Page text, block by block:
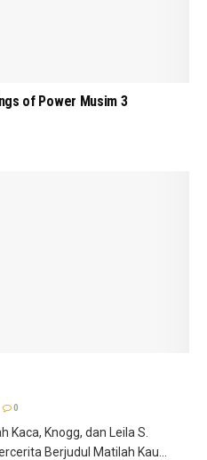
of Power Musim 3
0
Knogg, dan Leila S.
Berjudul Matilah Kau...